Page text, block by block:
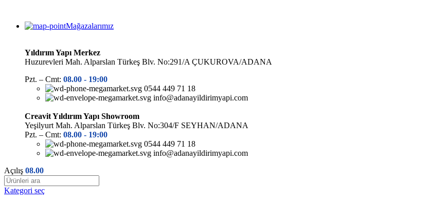
Mağazalarımız
Yıldırım Yapı Merkez
Huzurevleri Mah. Alparslan Türkeş Blv. No:291/A ÇUKUROVA/ADANA
Pzt. – Cmt: 08.00 - 19:00
0544 449 71 18
info@adanayildirimyapi.com
Creavit Yıldırım Yapı Showroom
Yeşilyurt Mah. Alparslan Türkeş Blv. No:304/F SEYHAN/ADANA
Pzt. – Cmt: 08.00 - 19:00
0544 449 71 18
info@adanayildirimyapi.com
Açılış 08.00
Kategori seç